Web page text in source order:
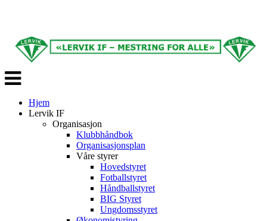
Veksle
navigasjon
Hjem
Lervik IF
Organisasjon
Klubbhåndbok
Organisasjonsplan
Våre styrer
Hovedstyret
Fotballstyret
Håndballstyret
BIG Styret
Ungdomsstyret